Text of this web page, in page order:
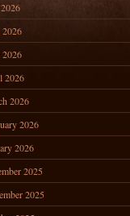
2026
2026
2026
2026
2026
2025
2025